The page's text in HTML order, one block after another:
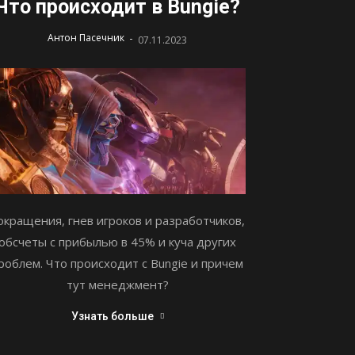
происходит в Bungie?
Антон Пасечник - 07.11.2023
гнев игроков и разработчиков,
с прибылью в 45% и куча других
Что происходит с Bungie и причем
тут менеджмент?
Узнать больше